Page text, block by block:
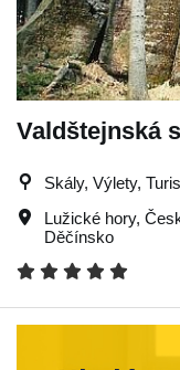
Valdštejnská
Skály, Výlety,
Lužické hory,
Děčínsko